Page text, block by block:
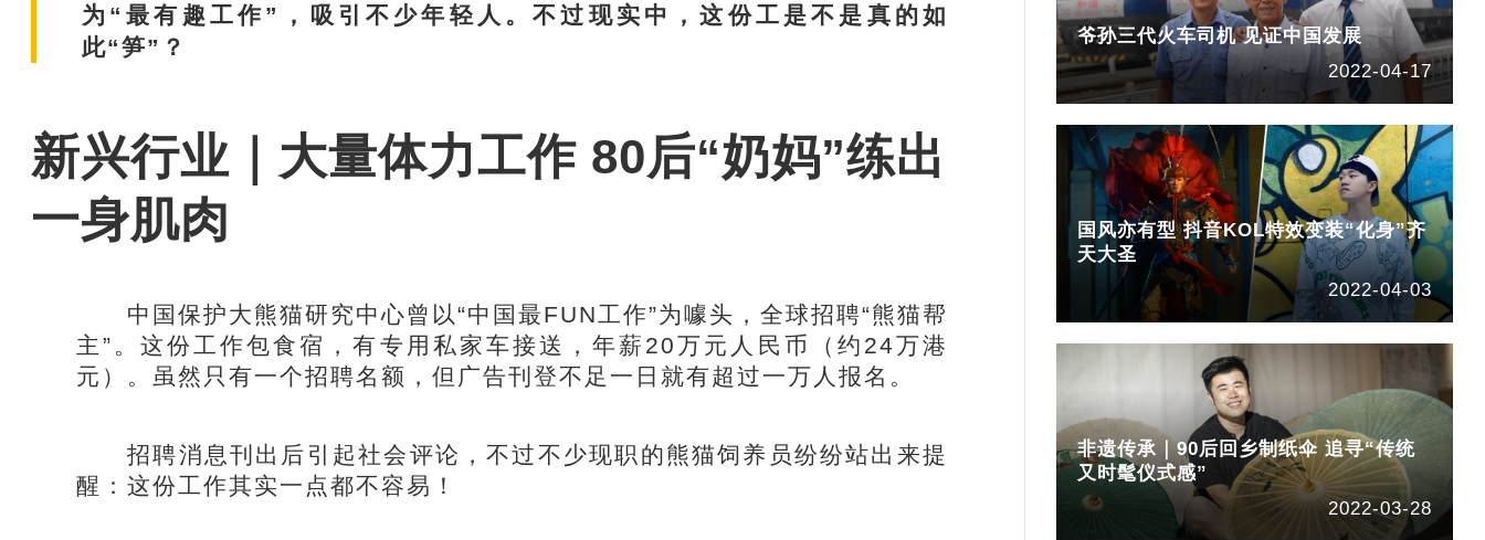
为“最有趣工作”，吸引不少年轻人。不过现实中，这份工是不是真的如
此“笋”？
新兴行业｜大量体力工作 80后“奶妈”练出
一身肌肉
中国保护大熊猫研究中心曾以“中国最FUN工作”为噱头，全球招聘“熊猫帮
主”。这份工作包食宿，有专用私家车接送，年薪20万元人民币（约24万港
元）。虽然只有一个招聘名额，但广告刊登不足一日就有超过一万人报名。
招聘消息刊出后引起社会评论，不过不少现职的熊猫饲养员纷纷站出来提
醒：这份工作其实一点都不容易！
爷孙三代火车司机 见证中国发展
2022-04-17
国风亦有型 抖音KOL特效变装“化身”齐
天大圣
2022-04-03
非遗传承｜90后回乡制纸伞 追寻“传统
又时髦仪式感”
2022-03-28